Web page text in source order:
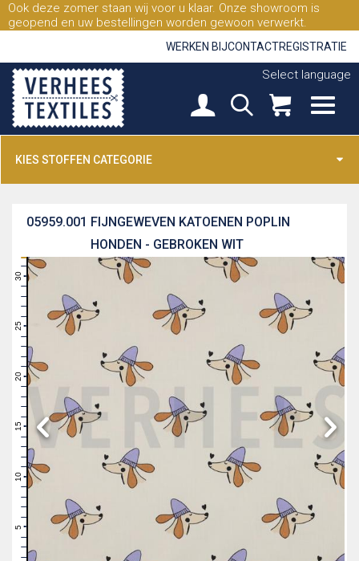
Ook deze zomer staan wij voor u klaar. Onze showroom is
geopend en uw bestellingen worden gewoon verwerkt.
WERKEN BIJCONTACTREGISTRATIE
Select language
KIES STOFFEN CATEGORIE
FIJNGEWEVEN KATOENEN POPLIN
HONDEN - GEBROKEN WIT
05959.001
9
10
11
12
13
16
20
21
22
26
30
31